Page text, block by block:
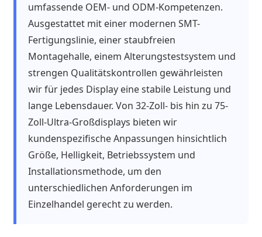
umfassende OEM- und ODM-Kompetenzen.
Ausgestattet mit einer modernen SMT-
Fertigungslinie, einer staubfreien
Montagehalle, einem Alterungstestsystem und
strengen Qualitätskontrollen gewährleisten
wir für jedes Display eine stabile Leistung und
lange Lebensdauer. Von 32-Zoll- bis hin zu 75-
Zoll-Ultra-Großdisplays bieten wir
kundenspezifische Anpassungen hinsichtlich
Größe, Helligkeit, Betriebssystem und
Installationsmethode, um den
unterschiedlichen Anforderungen im
Einzelhandel gerecht zu werden.